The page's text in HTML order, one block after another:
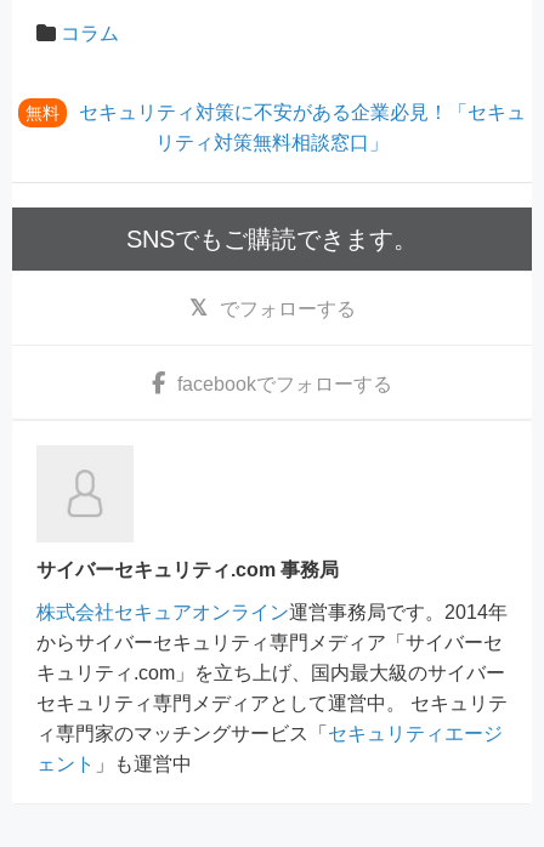
コラム
無料
セキュリティ対策に不安がある企業必見！「セキュ
リティ対策無料相談窓口」
SNSでもご購読できます。
でフォローする
facebookでフォローする
サイバーセキュリティ.com 事務局
株式会社セキュアオンライン運営事務局です。2014年
からサイバーセキュリティ専門メディア「サイバーセ
キュリティ.com」を立ち上げ、国内最大級のサイバー
セキュリティ専門メディアとして運営中。 セキュリテ
ィ専門家のマッチングサービス「 セキュリティエージ
ェント 」も運営中